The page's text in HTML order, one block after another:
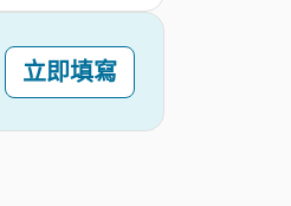
立即填寫